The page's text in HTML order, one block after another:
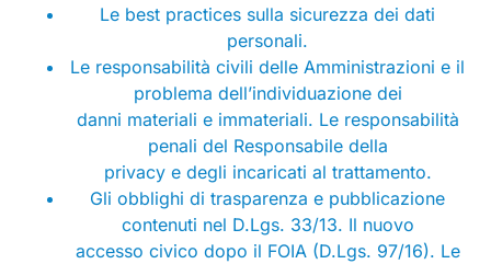
Le best practices sulla sicurezza dei dati
personali.
Le responsabilità civili delle Amministrazioni e il
problema dell’individuazione dei
danni materiali e immateriali. Le responsabilità
penali del Responsabile della
privacy e degli incaricati al trattamento.
Gli obblighi di trasparenza e pubblicazione
contenuti nel D.Lgs. 33/13. Il nuovo
accesso civico dopo il FOIA (D.Lgs. 97/16). Le